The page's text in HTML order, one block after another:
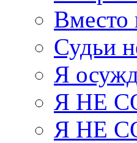
Вместо
Судьи
Я
Я НЕ
Я НЕ